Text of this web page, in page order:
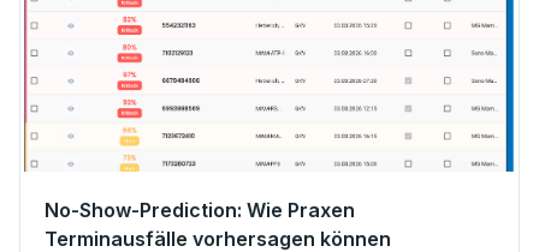
No-Show-Prediction: Wie Praxen
Terminausfälle vorhersagen können